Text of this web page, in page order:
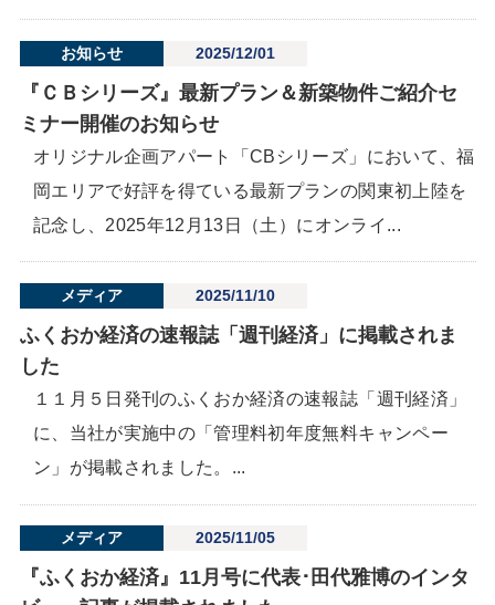
お知らせ 2025/12/01
『ＣＢシリーズ』最新プラン＆新築物件ご紹介セ
ミナー開催のお知らせ
オリジナル企画アパート「CBシリーズ」において、福
岡エリアで好評を得ている最新プランの関東初上陸を
記念し、2025年12月13日（土）にオンライ...
メディア 2025/11/10
ふくおか経済の速報誌「週刊経済」に掲載されま
した
１１月５日発刊のふくおか経済の速報誌「週刊経済」
に、当社が実施中の「管理料初年度無料キャンペー
ン」が掲載されました。...
メディア 2025/11/05
『ふくおか経済』11月号に代表･田代雅博のインタ